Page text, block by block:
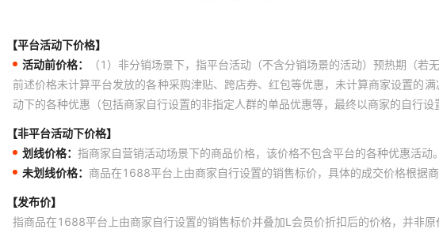
【平台活动下价格】
活动前价格：
（1）非分销场景下，指平台活动（不含分销场景的活动）预热期（
前述价格未计算平台发放的各种采购津贴、跨店券、红包等优惠，未计算商家设置的
动下的各种优惠（包括商家自行设置的非指定人群的单品优惠等，最终以商家的自行
【非平台活动下价格】
划线价格： 指商家自营销活动场景下的商品价格，该价格不包含平台的各种优惠活
未划线价格： 商品在1688平台上由商家自行设置的销售标价，具体的成交价格根据
【发布价】
指商品在1688平台上由商家自行设置的销售标价并叠加L会员价折扣后的价格，并非原